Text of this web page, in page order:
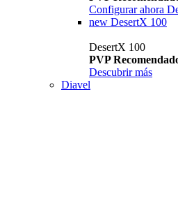
Configurar ahora
new DesertX 100
DesertX 100
PVP
Descubrir más
Diavel